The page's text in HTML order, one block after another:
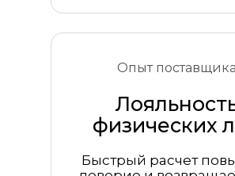
физических
Быстрый расчет
Опыт поставщика